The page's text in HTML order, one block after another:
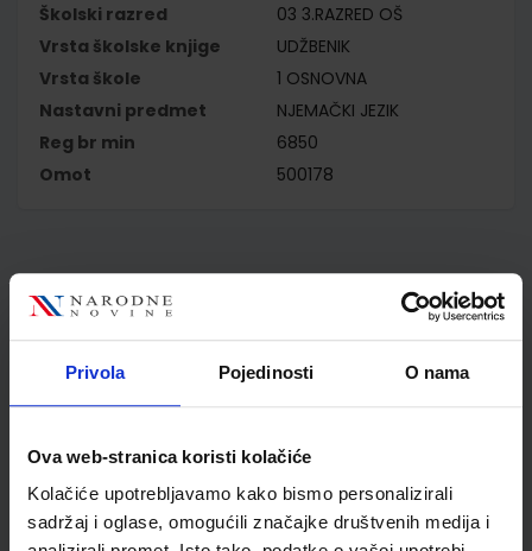
Privola Pojedinosti O nama
Ova web-stranica koristi kolačiće
Kolačiće upotrebljavamo kako bismo personalizirali
sadržaj i oglase, omogućili značajke društvenih medija i
Školski razred
03 3.RAZRED OŠ
Vrsta školske knjige
UDŽBENIK
Vrsta škole
1 OSNOVNA
Nastavni predmet
NJEMAČKI JEZIK
Reg br min
6850
Omot
500178
Kupci najčešće biraju..
Omot PVC za školske
udžbenike; dimenzije
431x304; tip 178